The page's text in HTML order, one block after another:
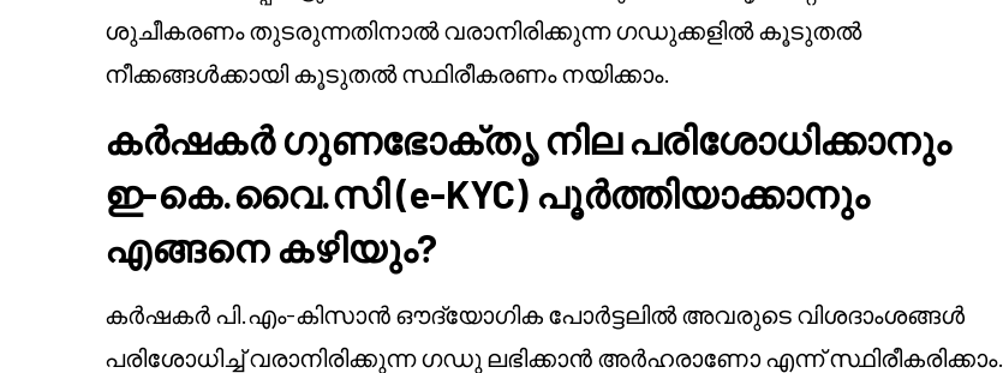
ശുചീകരണം തുടരുന്നതിനാൽ വരാനിരിക്കുന്ന ഗഡുക്കളിൽ കൂടുതൽ
നീക്കങ്ങൾക്കായി കൂടുതൽ സ്ഥിരീകരണം നയിക്കാം.
കർഷകർ ഗുണഭോക്തൃ നില പരിശോധിക്കാനും
ഇ-കെ.വൈ.സി (e-KYC) പൂർത്തിയാക്കാനും
എങ്ങനെ കഴിയും?
കർഷകർ പി.എം-കിസാൻ ഔദ്യോഗിക പോർട്ടലിൽ അവരുടെ വിശദാംശങ്ങൾ
പരിശോധിച്ച് വരാനിരിക്കുന്ന ഗഡു ലഭിക്കാൻ അർഹരാണോ എന്ന് സ്ഥിരീകരിക്കാം.